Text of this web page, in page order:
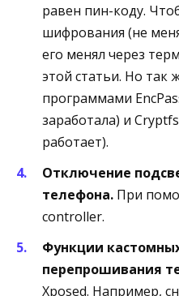
равен пин-коду.
шифрования (не
его менял через
этой статьи. Но так
программами
заработала) и
работает).
Отключение
телефона. При
controller.
Функции
перепрошивания
Xposed. Например,